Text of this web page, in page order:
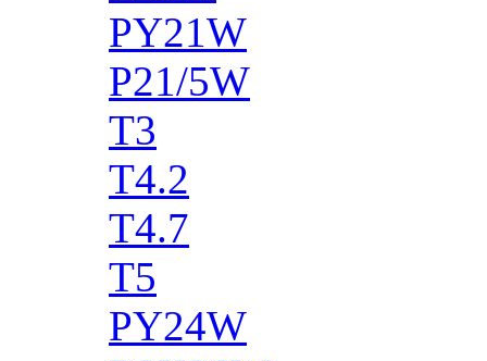
PY21W
P21/5W
T3
T4.2
T4.7
T5
PY24W